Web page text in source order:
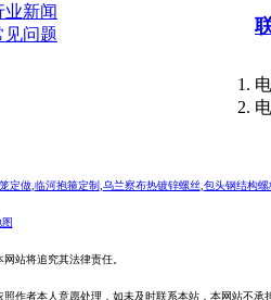
业新闻
见问题
定做, 临河抱箍定制 乌兰察布热镀锌螺丝, 包头钢结构螺
站将追究其法律责任。
作者本人意愿处理，如未及时联系本站，本网站不承